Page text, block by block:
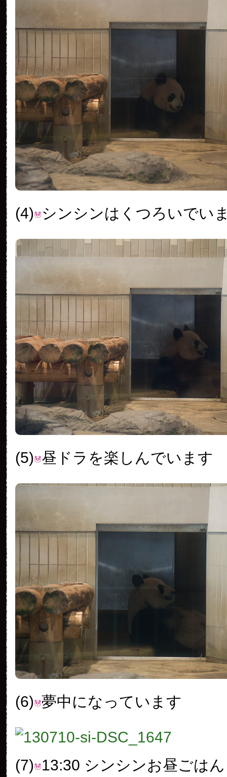
(4) シンシンはくつろいでい
(5) 昼ドラを楽しんでいます
(6) 夢中になっています
(7) 13:30 シンシンお昼ごはん